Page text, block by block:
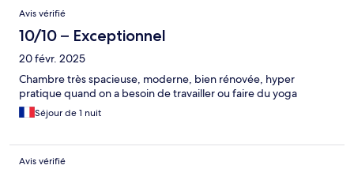
Avis vérifié
10/10 – Exceptionnel
20 févr. 2025
Chambre très spacieuse, moderne, bien rénovée, hyper
pratique quand on a besoin de travailler ou faire du yoga
Séjour de 1 nuit
Avis vérifié